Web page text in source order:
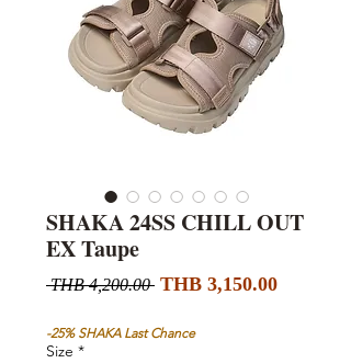
SHAKA 24SS CHILL OUT
EX Taupe
THB 4,200.00 Regular
THB 3,150.00Sale
-25% SHAKA Last Chance
Size *